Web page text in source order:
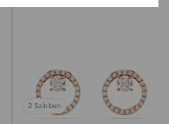
2 Színben